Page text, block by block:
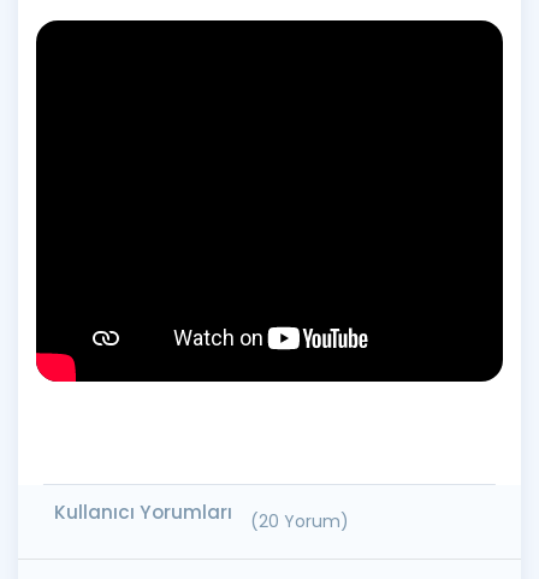
Kullanıcı Yorumları (20 Yorum)